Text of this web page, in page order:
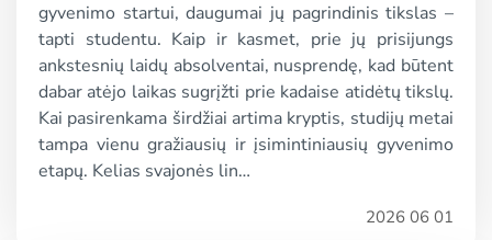
gyvenimo startui, daugumai jų pagrindinis tikslas –
tapti studentu. Kaip ir kasmet, prie jų prisijungs
ankstesnių laidų absolventai, nusprendę, kad būtent
dabar atėjo laikas sugrįžti prie kadaise atidėtų tikslų.
Kai pasirenkama širdžiai artima kryptis, studijų metai
tampa vienu gražiausių ir įsimintiniausių gyvenimo
etapų. Kelias svajonės lin…
2026 06 01